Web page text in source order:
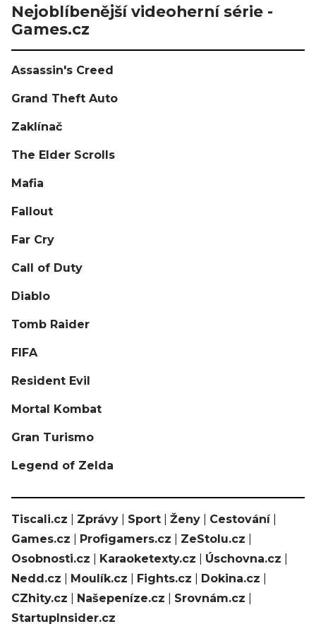
Nejoblíbenější videoherní série -
Games.cz
Assassin's Creed
Grand Theft Auto
Zaklínač
The Elder Scrolls
Mafia
Fallout
Far Cry
Call of Duty
Diablo
Tomb Raider
FIFA
Resident Evil
Mortal Kombat
Gran Turismo
Legend of Zelda
Tiscali.cz Zprávy Sport Ženy Cestování|
Games.cz
Profigamers.cz ZeStolu.cz
Osobnosti.cz
Karaoketexty.cz Úschovna.cz
Nedd.cz
Moulík.cz Fights.cz Dokina.cz
CZhity.cz
Našepeníze.cz Srovnám.cz
StartupInsider.cz